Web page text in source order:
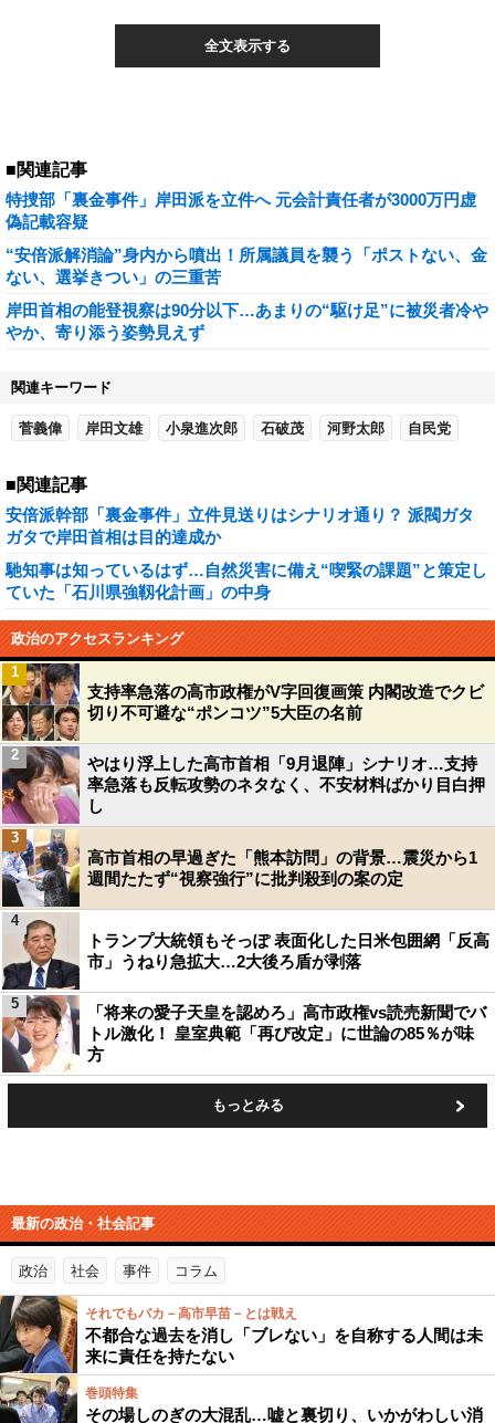
全文表示する
■関連記事
特捜部「裏金事件」岸田派を立件へ 元会計責任者が3000万円虚
偽記載容疑
“安倍派解消論”身内から噴出！所属議員を襲う「ポストない、金
ない、選挙きつい」の三重苦
岸田首相の能登視察は90分以下…あまりの“駆け足”に被災者冷や
やか、寄り添う姿勢見えず
関連キーワード
菅義偉 岸田文雄 小泉進次郎 石破茂 河野太郎 自民党
■関連記事
安倍派幹部「裏金事件」立件見送りはシナリオ通り？ 派閥ガタ
ガタで岸田首相は目的達成か
馳知事は知っているはず…自然災害に備え“喫緊の課題”と策定し
ていた「石川県強靱化計画」の中身
政治のアクセスランキング
支持率急落の高市政権がV字回復画策 内閣改造でクビ
切り不可避な“ポンコツ”5大臣の名前
1
やはり浮上した高市首相「9月退陣」シナリオ…支持
率急落も反転攻勢のネタなく、不安材料ばかり目白押
し
2
高市首相の早過ぎた「熊本訪問」の背景…震災から1
週間たたず“視察強行”に批判殺到の案の定
3
トランプ大統領もそっぽ 表面化した日米包囲網「反高
市」うねり急拡大…2大後ろ盾が剥落
4
「将来の愛子天皇を認めろ」高市政権vs読売新聞でバ
トル激化！ 皇室典範「再び改定」に世論の85％が味
方
5
もっとみる
最新の政治・社会記事
政治 社会 事件 コラム
それでもバカ－高市早苗－とは戦え
不都合な過去を消し「ブレない」を自称する人間は未
来に責任を持たない
巻頭特集
その場しのぎの大混乱…嘘と裏切り、いかがわしい消